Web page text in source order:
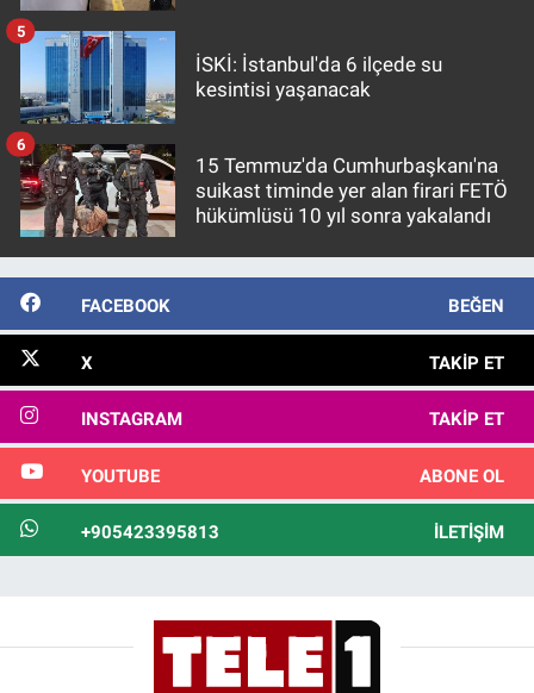
İSKİ: İstanbul'da 6 ilçede su
kesintisi yaşanacak
5
15 Temmuz'da Cumhurbaşkanı'na
suikast timinde yer alan firari FETÖ
hükümlüsü 10 yıl sonra yakalandı
6
FACEBOOK BEĞEN
X TAKIP ET
INSTAGRAM TAKIP ET
YOUTUBE ABONE OL
+905423395813 İLETIŞIM